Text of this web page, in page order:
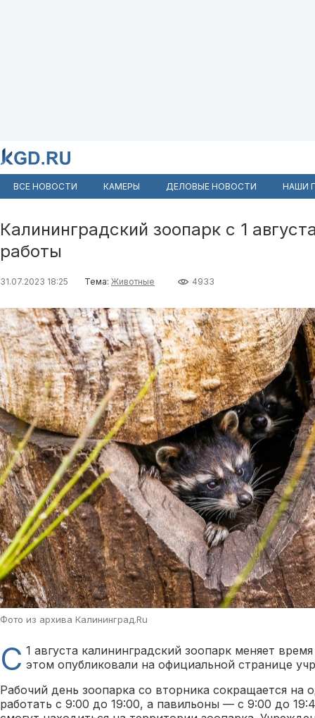
ВСЕ НОВОСТИ КАМЕРЫ ДЕЛОВЫЕ НОВОСТИ НАШИ
Калининградский зоопарк с 1
работы
31.07.2023 18:25 Тема: Животные 4933
Фото из архива Калининград.Ru
С 1 августа калининградский зоопарк меняет
этом опубликовали на официальной странице
Рабочий день зоопарка со вторника сокращается на
работать с 9:00 до 19:00, а павильоны — с 9:00 до